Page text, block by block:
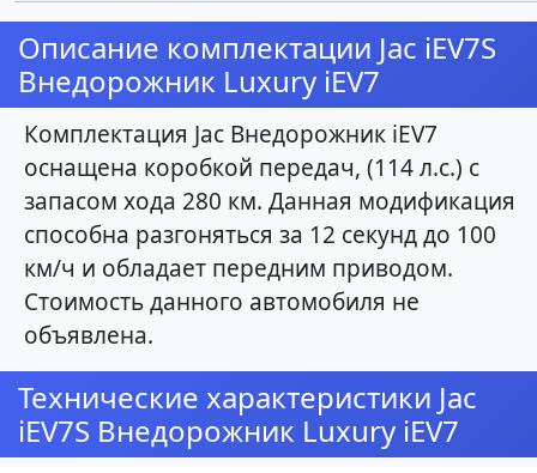
Описание комплектации Jac iEV7S
Внедорожник Luxury iEV7
Комплектация Jac Внедорожник iEV7
оснащена коробкой передач, (114 л.с.) с
запасом хода 280 км. Данная модификация
способна разгоняться за 12 секунд до 100
км/ч и обладает передним приводом.
Стоимость данного автомобиля не
объявлена.
Технические характеристики Jac
iEV7S Внедорожник Luxury iEV7